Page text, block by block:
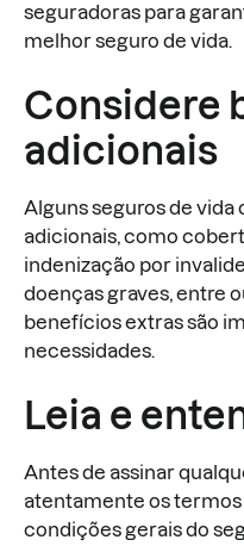
seguradoras para
melhor seguro de vida.
Considere
adicionais
Alguns seguros de
adicionais, como
indenização por
doenças graves, entre
benefícios extras são
necessidades.
Leia e
Antes de assinar
atentamente os termos
condições gerais do